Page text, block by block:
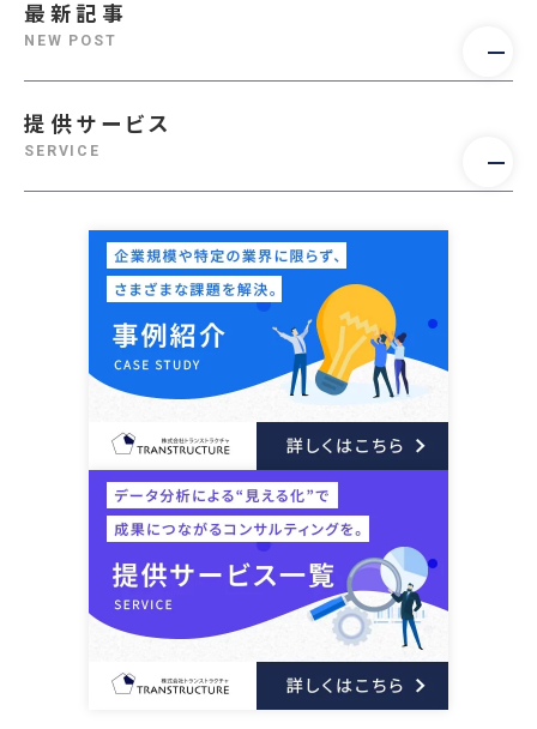
最新記事
NEW POST
提供サービス
SERVICE